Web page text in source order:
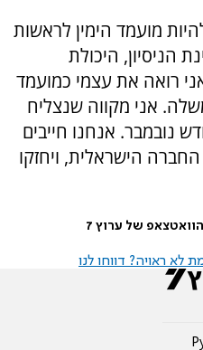
מועמד הימין לראשות
היכולת
רואה את עצמי כמועמד
אני מקווה שנצליח
נובמבר. אנחנו חייבים
הישראלית, ויחזקו
של ערוץ 7
לא ראויה? דווחו לנו